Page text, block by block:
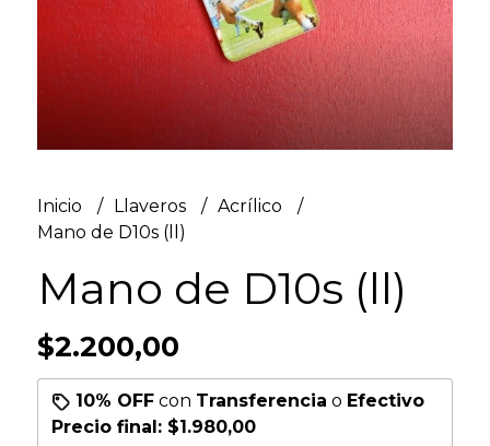
Inicio Llaveros
Acrílico
Mano de D10s (ll)
Mano de D10s (ll)
$2.200,00
10% OFFcon Transferencia o Efectivo
Precio final: $1.980,00